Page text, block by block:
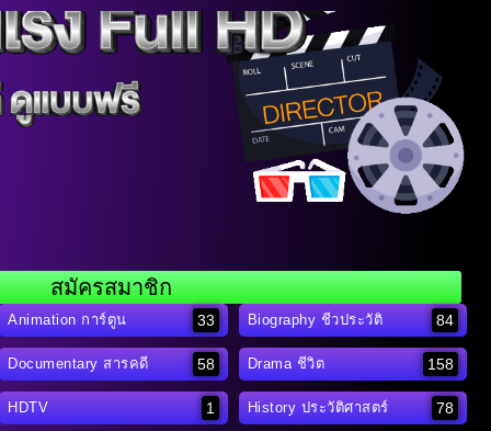
สมัครสมาชิก
Animation การ์ตูน 33 Biography ชีวประวัติ 84
Documentary สารคดี 58 Drama ชีวิต 158
HDTV 1 History ประวัติศาสตร์ 78